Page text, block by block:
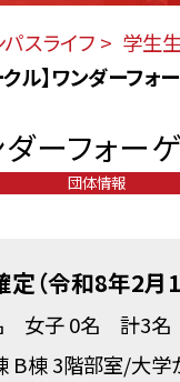
パスライフ 学生
ル】ワンダーフォ
ダーフォー
団体情報
（令和8年2月1
女子 0名 計3名
B棟 3階部室/大学